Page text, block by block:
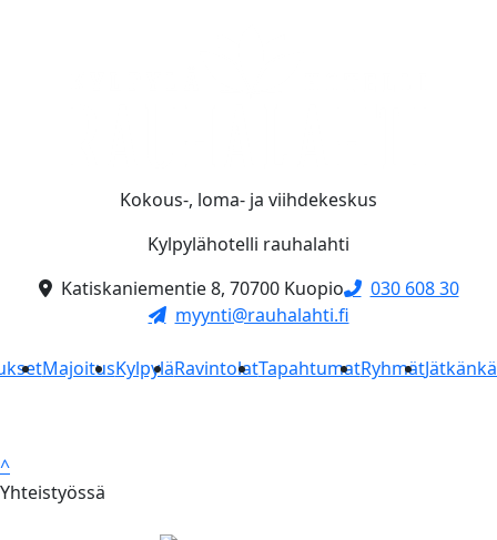
Kokous-, loma- ja viihdekeskus
Kylpylähotelli rauhalahti
Katiskaniementie 8, 70700 Kuopio
030 608 30
myynti@rauhalahti.fi
MajoitusKylpyläRavintolatTapahtumatRyhmät
^
Yhteistyössä